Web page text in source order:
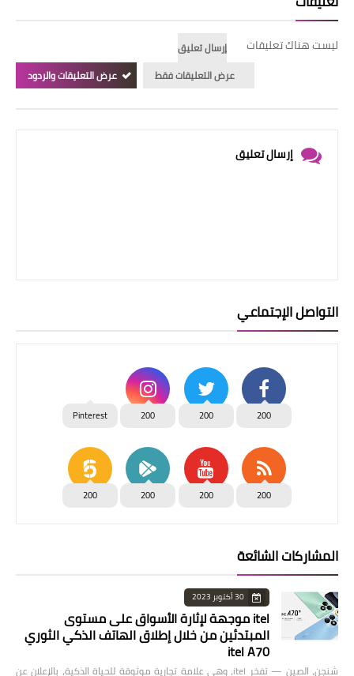
ليست هناك تعليقات
إرسال تعليق
عرض التعليقات فقط
عرض التعليقات والردود
إرسال تعليق
التواصل الإجتماعي
200
200
200
Pinterest
200
200
200
200
المشاركات الشائعة
30 أكتوبر 2023
itel موجهة لإثارة الأسواق على مستوى
المبتدئين من خلال إطلاق الهاتف الذكي الثوري
itel A70
شنجن، الصين — تفخر itel، وهي علامة تجارية موثوقة للحياة الذكية، بالإعلان عن